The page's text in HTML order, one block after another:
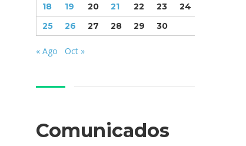
18
19 20 21 22 23
24
25
26 27 28 29 30
« Ago Oct »
Comunicados